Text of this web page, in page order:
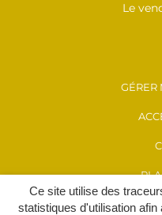
Ce site utilise des
statistiques d'utilisation
Le
GÉRER